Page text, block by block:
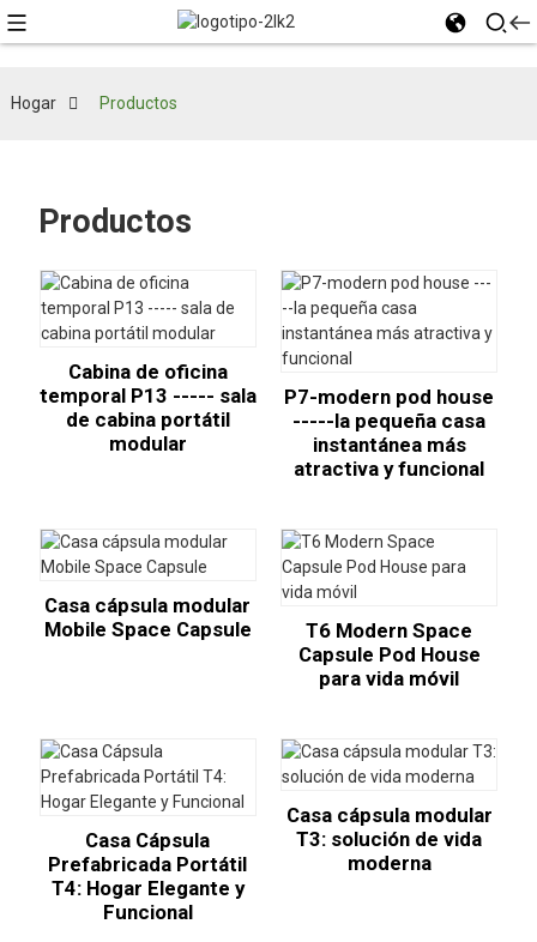
Hogar Productos
Productos
Cabina de oficina
temporal P13 ----- sala
de cabina portátil
modular
P7-modern pod house
-----la pequeña casa
instantánea más
atractiva y funcional
Casa cápsula modular
Mobile Space Capsule
T6 Modern Space
Capsule Pod House
para vida móvil
Casa Cápsula
Prefabricada Portátil
T4: Hogar Elegante y
Funcional
Casa cápsula modular
T3: solución de vida
moderna